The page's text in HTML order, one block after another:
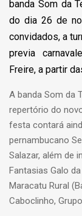
banda Som da
do dia 26 de
convidados, a
previa
Freire, a partir
A banda Som da
repertório do
festa contará
pernambucano
Salazar, além de
Fantasias Galo
Maracatu Rural
Caboclinho,